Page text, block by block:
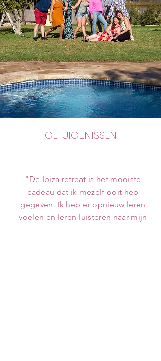
GETUIGENISSEN
"De Ibiza retreat is het mooiste
cadeau dat ik mezelf ooit heb
gegeven. Ik heb er opnieuw leren
voelen en leren luisteren naar mijn